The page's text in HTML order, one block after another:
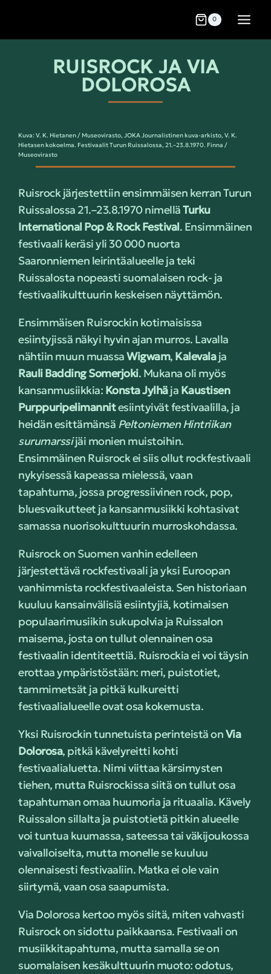
0
RUISROCK JA VIA
DOLOROSA
Kuva: V. K. Hietanen / Museovirasto, JOKA Journalistinen kuva-arkisto, V. K.
Hietasen kokoelma. Festivaalit Turun Ruissalossa, 21.–23.8.1970. Finna /
Museovirasto
Ruisrock järjestettiin ensimmäisen kerran Turun
Ruissalossa 21.–23.8.1970 nimelläTurku
International Pop & Rock Festival. Ensimmäinen
festivaali keräsi yli 30 000 nuorta
Saaronniemen leirintäalueelle ja teki
Ruissalosta nopeasti suomalaisen rock- ja
festivaalikulttuurin keskeisen näyttämön.
Ensimmäisen Ruisrockin kotimaisissa
esiintyjissä näkyi hyvin ajan murros. Lavalla
nähtiin muun muassaWigwam, Kalevalaja
Rauli Badding Somerjoki. Mukana oli myös
kansanmusiikkia: Konsta Jylhäja Kaustisen
Purppuripelimannitesiintyivät festivaalilla, ja
heidän esittämänsä Peltoniemen Hintriikan
surumarssijäi monien muistoihin.
Ensimmäinen Ruisrock ei siis ollut rockfestivaali
nykyisessä kapeassa mielessä, vaan
tapahtuma, jossa progressiivinen rock, pop,
bluesvaikutteet ja kansanmusiikki kohtasivat
samassa nuorisokulttuurin murroskohdassa.
Ruisrock on Suomen vanhin edelleen
järjestettävä rockfestivaali ja yksi Euroopan
vanhimmista rockfestivaaleista. Sen historiaan
kuuluu kansainvälisiä esiintyjiä, kotimaisen
populaarimusiikin sukupolvia ja Ruissalon
maisema, josta on tullut olennainen osa
festivaalin identiteettiä. Ruisrockia ei voi täysin
erottaa ympäristöstään: meri, puistotiet,
tammimetsät ja pitkä kulkureitti
festivaalialueelle ovat osa kokemusta.
Yksi Ruisrockin tunnetuista perinteistä onVia
Dolorosa, pitkä kävelyreitti kohti
festivaalialuetta. Nimi viittaa kärsimysten
tiehen, mutta Ruisrockissa siitä on tullut osa
tapahtuman omaa huumoria ja rituaalia. Kävely
Ruissalon sillalta ja puistotietä pitkin alueelle
voi tuntua kuumassa, sateessa tai väkijoukossa
vaivalloiselta, mutta monelle se kuuluu
olennaisesti festivaaliin. Matka ei ole vain
siirtymä, vaan osa saapumista.
Via Dolorosa kertoo myös siitä, miten vahvasti
Ruisrock on sidottu paikkaansa. Festivaali on
musiikkitapahtuma, mutta samalla se on
suomalaisen kesäkulttuurin muoto: odotus,